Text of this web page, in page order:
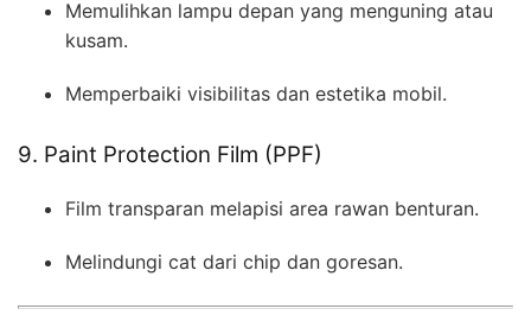
Memulihkan lampu depan yang menguning atau
kusam.
Memperbaiki visibilitas dan estetika mobil.
9. Paint Protection Film (PPF)
Film transparan melapisi area rawan benturan.
Melindungi cat dari chip dan goresan.